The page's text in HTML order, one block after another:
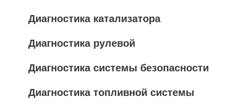
Диагностика катализатора
Диагностика рулевой
Диагностика системы безопасности
Диагностика топливной системы